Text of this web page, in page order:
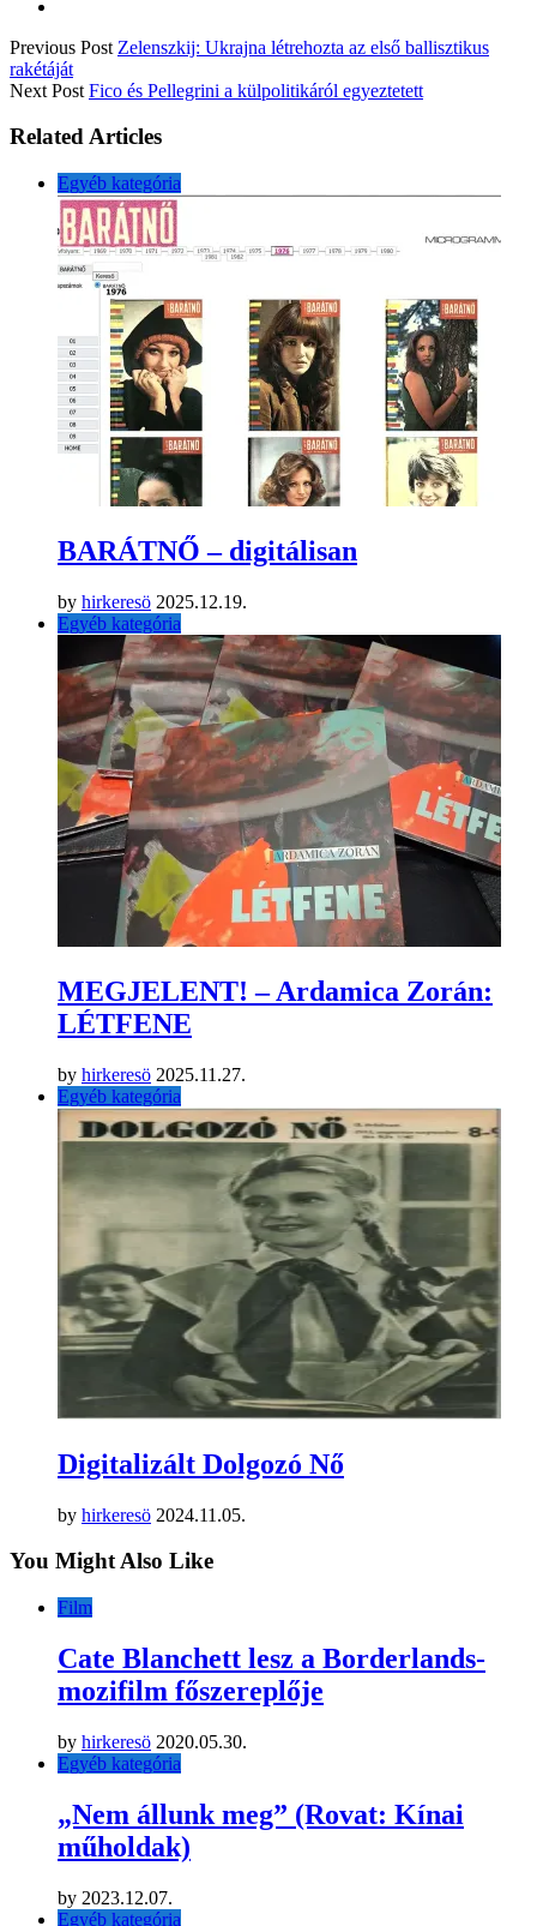
Previous Post Zelenszkij: Ukrajna létrehozta az első ballisztikus
rakétáját
Next Post Fico és Pellegrini a külpolitikáról egyeztetett
Related Articles
Egyéb kategória
BARÁTNŐ – digitálisan
by hirkeresö 2025.12.19.
Egyéb kategória
MEGJELENT! – Ardamica Zorán:
LÉTFENE
by hirkeresö 2025.11.27.
Egyéb kategória
Digitalizált Dolgozó Nő
by hirkeresö 2024.11.05.
You Might Also Like
Film
Cate Blanchett lesz a Borderlands-
mozifilm főszereplője
by hirkeresö 2020.05.30.
Egyéb kategória
„Nem állunk meg” (Rovat: Kínai
műholdak)
by 2023.12.07.
Egyéb kategória